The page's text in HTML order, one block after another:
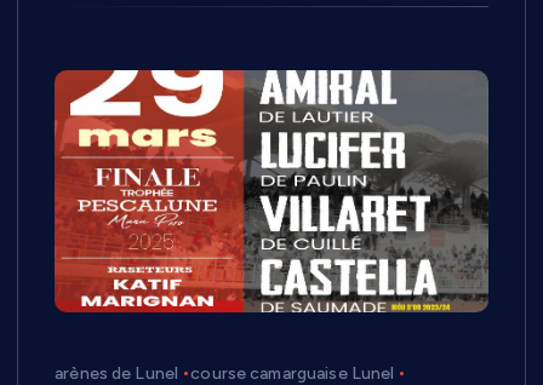
arènes de Lunel
course camarguaise Lunel